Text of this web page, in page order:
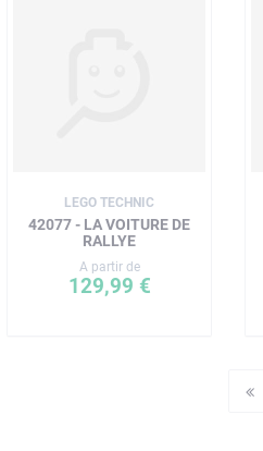
LEGO TECHNIC
42077 - LA VOITURE DE
RALLYE
A partir de
129,99 €